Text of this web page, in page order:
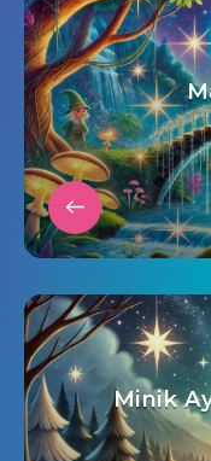
Minik